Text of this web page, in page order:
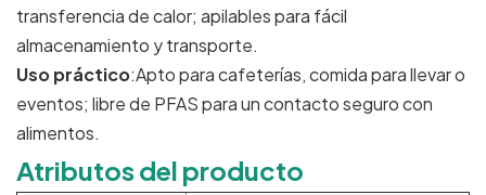
transferencia de calor; apilables para fácil
almacenamiento y transporte.
Uso práctico:Apto para cafeterías, comida para llevar o
eventos; libre de PFAS para un contacto seguro con
alimentos.
Atributos del producto